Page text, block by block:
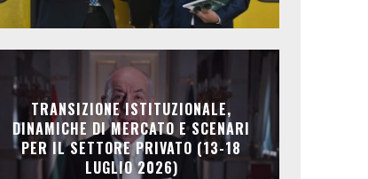
TRANSIZIONE ISTITUZIONALE,
DINAMICHE DI MERCATO E SCENARI
PER IL SETTORE PRIVATO (13-18
LUGLIO 2026)